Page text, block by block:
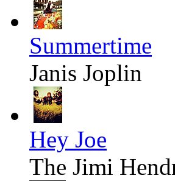
Summertime
Janis Joplin
Hey Joe
The Jimi